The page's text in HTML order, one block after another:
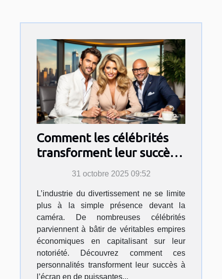
Comment les célébrités
transforment leur succès à
l'écran en empires
31 octobre 2025 09:52
L’industrie du divertissement ne se limite
plus à la simple présence devant la
caméra. De nombreuses célébrités
parviennent à bâtir de véritables empires
économiques en capitalisant sur leur
notoriété. Découvrez comment ces
personnalités transforment leur succès à
l’écran en de puissantes...